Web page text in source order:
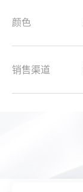
颜色
销售渠道